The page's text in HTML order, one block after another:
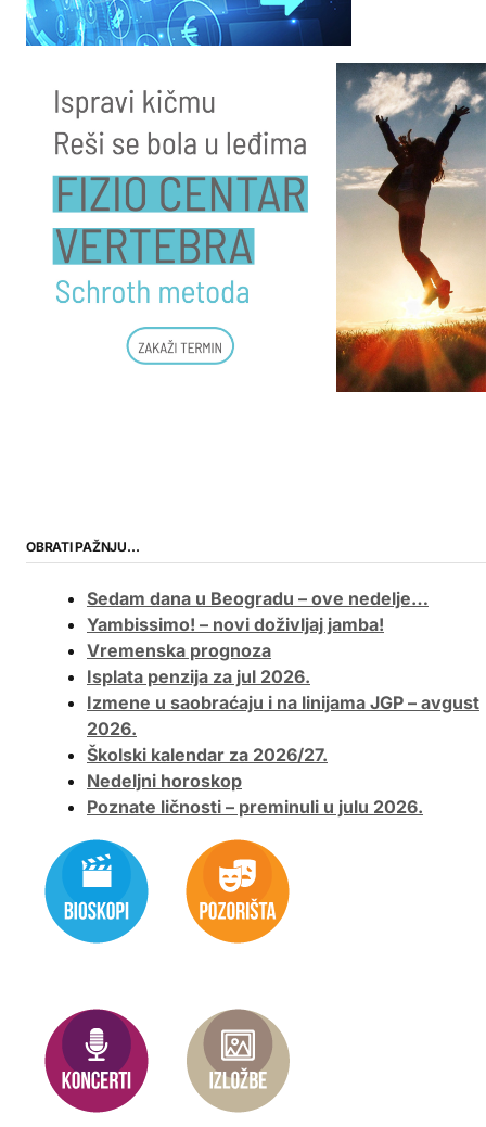
OBRATI PAŽNJU…
Sedam dana u Beogradu – ove nedelje…
Yambissimo! – novi doživljaj jamba!
Vremenska prognoza
Isplata penzija za jul 2026.
Izmene u saobraćaju i na linijama JGP – avgust
2026.
Školski kalendar za 2026/27.
Nedeljni horoskop
Poznate ličnosti – preminuli u julu 2026.